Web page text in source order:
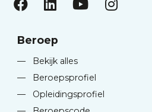
Beroep
—
Bekijk alles
—
Beroepsprofiel
—
Opleidingsprofiel